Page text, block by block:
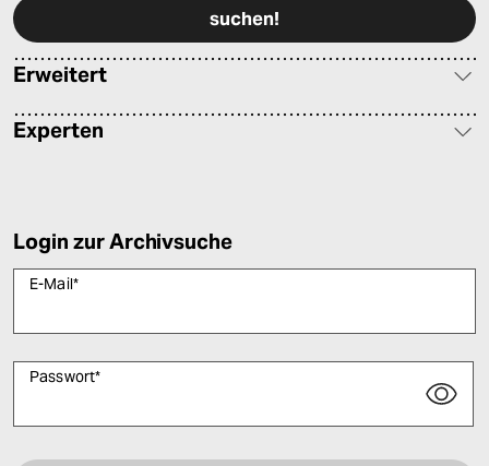
Erweitert
Experten
Login zur Archivsuche
E-Mail*
Passwort*